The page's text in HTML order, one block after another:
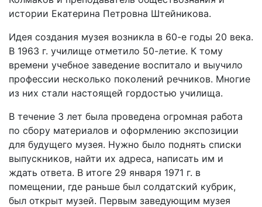
истории Екатерина Петровна Штейникова.
Идея создания музея возникла в 60-е годы 20 века.
В 1963 г. училище отметило 50-летие. К тому
времени учебное заведение воспитало и выучило
профессии несколько поколений речников. Многие
из них стали настоящей гордостью училища.
В течение 3 лет была проведена огромная работа
по сбору материалов и оформлению экспозиции
для будущего музея. Нужно было поднять списки
выпускников, найти их адреса, написать им и
ждать ответа. В итоге 29 января 1971 г. в
помещении, где раньше был солдатский кубрик,
был открыт музей. Первым заведующим музея